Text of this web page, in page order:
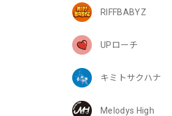
RIFFBABYZ
UPローチ
キミトサクハナ
Melodys High